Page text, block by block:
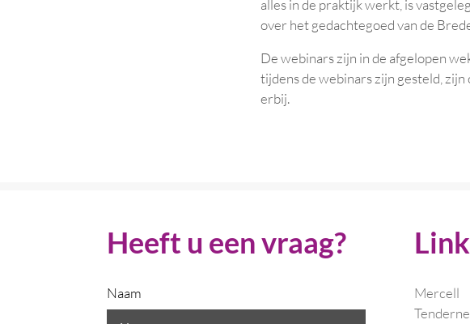
alles in de praktijk werkt, is
over het gedachtegoed van de
De webinars zijn in de afgelopen
tijdens de webinars zijn gesteld,
erbij.
Heeft u een vraag?
Naam
Mercell